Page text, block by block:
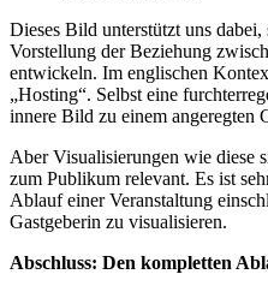
Dieses Bild unterstützt uns
Vorstellung der Beziehung
entwickeln. Im englischen
„Hosting“. Selbst eine
innere Bild zu einem angeregten
Aber Visualisierungen wie diese
zum Publikum relevant. Es ist
Ablauf einer Veranstaltung
Gastgeberin zu visualisieren.
Abschluss: Den kompletten